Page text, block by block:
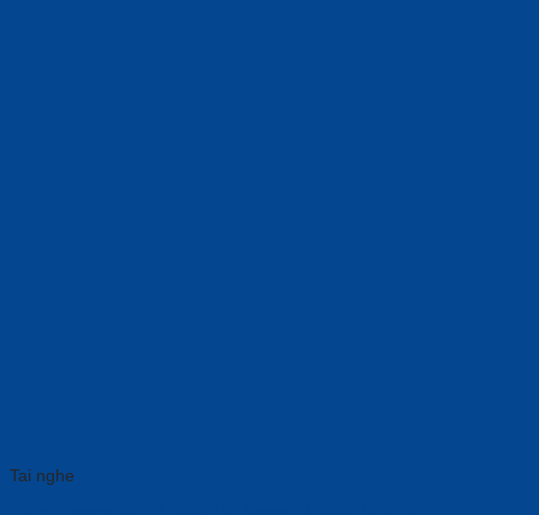
Tai nghe